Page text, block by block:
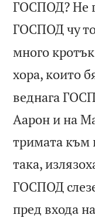
ГОСПОД? Не
ГОСПОД чу
много
хора, които
веднага
Аарон и на
тримата към
така,
ГОСПОД
пред входа